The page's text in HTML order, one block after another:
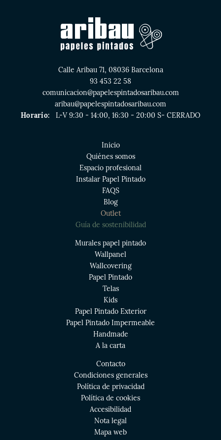
Calle Aribau 71, 08036 Barcelona
93 453 22 58
comunicacion@papelespintadosaribau.com
aribau@papelespintadosaribau.com
Horario:
L-V 9:30 - 14:00, 16:30 - 20:00 S- CERRADO
Inicio
Quiénes somos
Espacio profesional
Instalar Papel Pintado
FAQS
Blog
Outlet
Guía de sostenibilidad
Murales papel pintado
Wallpanel
Wallcovering
Papel Pintado
Telas
Kids
Papel Pintado Exterior
Papel Pintado Impermeable
Handmade
A la carta
Contacto
Condiciones generales
Política de privacidad
Política de cookies
Accesibilidad
Nota legal
Mapa web